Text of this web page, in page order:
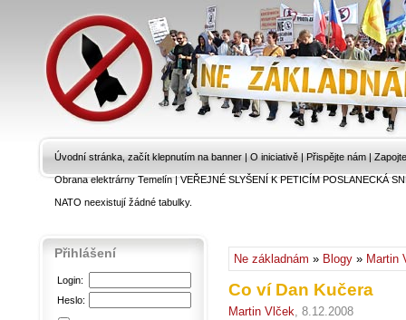
Úvodní stránka, začít klepnutím na banner | O iniciativě | Přispějte nám |
Obrana elektrárny Temelín|VEŘEJNÉ SLYŠENÍ K PETICÍM POSLANECKÁ
NATO neexistují žádné tabulky.
Ne základnám » Blogy » Martin
Co ví Dan Kučera
Martin Vlček, 8.12.2008
Přihlášení
Login:
Heslo: